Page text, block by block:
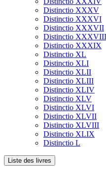
Distinctio XXXV
Distinctio XXXVI
Distinctio XXXVII
Distinctio XXXVIII
Distinctio XXXIX
Distinctio XL
Distinctio XLI
Distinctio XLII
Distinctio XLIII
Distinctio XLIV
Distinctio XLV
Distinctio XLVI
Distinctio XLVII
Distinctio XLVIII
Distinctio XLIX
Distinctio L
Liste des livres